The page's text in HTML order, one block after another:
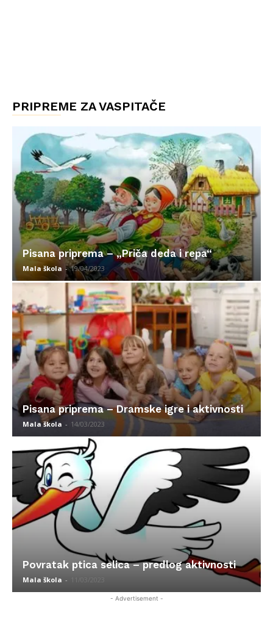
PRIPREME ZA VASPITAČE
Pisana priprema – „Priča deda i repa“
Mala škola - 19/04/2023
Pisana priprema – Dramske igre i aktivnosti
Mala škola - 14/03/2023
Povratak ptica selica – predlog aktivnosti
Mala škola - 11/03/2023
- Advertisement -